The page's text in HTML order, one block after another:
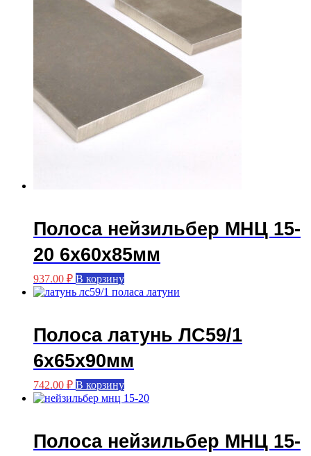
Полоса нейзильбер МНЦ 15-
20 6х60х85мм
937.00 ₽ В корзину
Полоса латунь ЛС59/1
6х65х90мм
742.00 ₽ В корзину
Полоса нейзильбер МНЦ 15-